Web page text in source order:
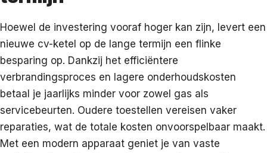
Hoewel de investering vooraf hoger kan zijn, levert een
nieuwe cv-ketel op de lange termijn een flinke
besparing op. Dankzij het efficiëntere
verbrandingsproces en lagere onderhoudskosten
betaal je jaarlijks minder voor zowel gas als
servicebeurten. Oudere toestellen vereisen vaker
reparaties, wat de totale kosten onvoorspelbaar maakt.
Met een modern apparaat geniet je van vaste